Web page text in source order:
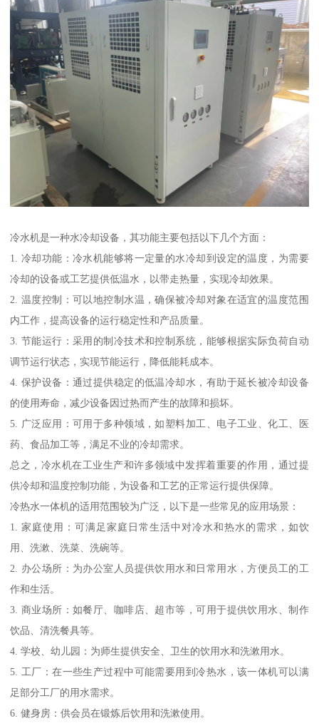
冷水机是一种水冷却设备，其功能主要包括以下几个方面：
1. 冷却功能：冷水机能够将一定量的水冷却到设定的温度，为需要
冷却的设备或工艺提供低温水，以带走热量，实现冷却效果。
2. 温度控制：可以地控制水温，确保被冷却对象在适宜的温度范围
内工作，提高设备的运行稳定性和产品质量。
3. 节能运行：采用的制冷技术和控制系统，能够根据实际负荷自动
调节运行状态，实现节能运行，降低能耗成本。
4. 保护设备：通过提供稳定的低温冷却水，有助于延长被冷却设备
的使用寿命，减少设备因过热而产生的故障和损坏。
5. 广泛应用：可用于多种领域，如塑料加工、电子工业、化工、医
药、食品加工等，满足不业的冷却需求。
总之，冷水机在工业生产和许多领域中发挥着重要的作用，通过提
供冷却和温度控制功能，为设备和工艺的正常运行提供保障。
冷热水一体机的适用范围较为广泛，以下是一些常见的应用场景：
1. 家庭使用：可满足家庭日常生活中对冷水和热水的需求，如饮
用、洗漱、洗菜、洗碗等。
2. 办公场所：为办公室人员提供饮用水和日常用水，方便员工的工
作和生活。
3. 商业场所：如餐厅、咖啡店、超市等，可用于提供饮用水、制作
饮品、清洗餐具等。
4. 学校、幼儿园：为师生提供安全、卫生的饮用水和洗漱用水。
5. 工厂：在一些生产过程中可能需要用到冷热水，该一体机可以满
足部分工厂的用水需求。
6. 健身房：供会员在锻炼后饮用和洗漱使用。